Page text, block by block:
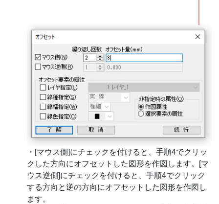
・[マウス側]にチェックを付けると、手順4でクリッ
クした方向にオフセットした図形を作図します。[マ
ウス逆側]にチェックを付けると、手順4でクリック
する方向と逆の方向にオフセットした図形を作図し
ます。